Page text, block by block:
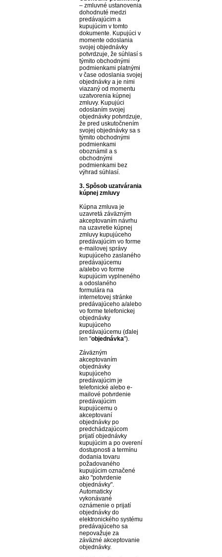
– zmluvné ustanovenia
dohodnuté medzi
predávajúcim a
kupujúcim v tomto
dokumente. Kupujúci v
momente odoslania
svojej objednávky
potvrdzuje, že súhlasí s
týmito obchodnými
podmienkami platnými
v čase odoslania svojej
objednávky a je nimi
viazaný od momentu
uzatvorenia kúpnej
zmluvy. Kupujúci
odoslaním svojej
objednávky potvrdzuje,
že pred uskutočnením
svojej objednávky sa s
týmito obchodnými
podmienkami
oboznámil a s
obchodnými
podmienkami bez
výhrad súhlasí.
3. Spôsob uzatvárania
kúpnej zmluvy
Kúpna zmluva je
uzavretá záväzným
akceptovaním návrhu
na uzavretie kúpnej
zmluvy kupujúceho
predávajúcim vo forme
e-mailovej správy
kupujúceho zaslaného
predávajúcemu
a/alebo vo forme
kupujúcim vyplneného
a odoslaného
formulára na
internetovej stránke
predávajúceho a/alebo
vo forme telefonickej
objednávky
kupujúceho
predávajúcemu (ďalej
len "objednávka").
Záväzným
akceptovaním
objednávky
kupujúceho
predávajúcim je
telefonické alebo e-
mailové potvrdenie
predávajúcim
kupujúcemu o
akceptovaní
objednávky po
predchádzajúcom
prijatí objednávky
kupujúcim a po overení
dostupnosti a termínu
dodania tovaru
požadovaného
kupujúcim označené
ako "potvrdenie
objednávky".
Automaticky
vykonávané
oznámenie o prijatí
objednávky do
elektronického systému
predávajúceho sa
nepovažuje za
záväzné akceptovanie
objednávky.